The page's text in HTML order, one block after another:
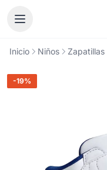
Inicio Niños Zapatillas
-19%